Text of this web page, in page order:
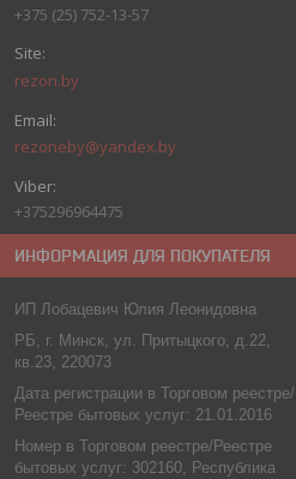
+375 (25) 752-13-57
rezon.by
rezoneby@yandex.by
+375296964475
ИНФОРМАЦИЯ ДЛЯ ПОКУПАТЕЛЯ
ИП Лобацевич Юлия Леонидовна
РБ, г. Минск, ул. Притыцкого, д.22,
кв.23, 220073
Дата регистрации в Торговом реестре/
Реестре бытовых услуг: 21.01.2016
Номер в Торговом реестре/Реестре
бытовых услуг: 302160, Республика